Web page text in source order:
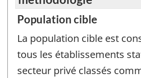
Population cible
La population cible est
tous les établissements
secteur privé classés